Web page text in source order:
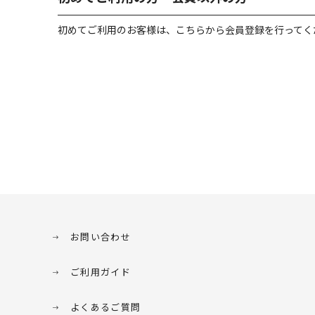
初めてご利用のお客様は、こちらから会員登録を行って
お問い合わせ
ご利用ガイド
よくあるご質問